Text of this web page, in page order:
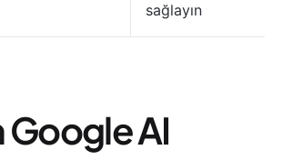
sağlayın
AI